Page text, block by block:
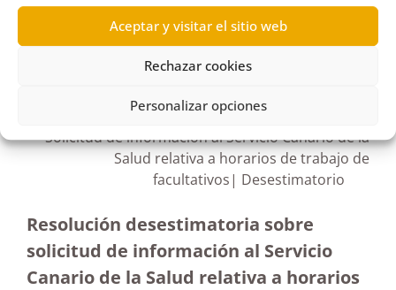
Aceptar y visitar el sitio web
Rechazar cookies
Personalizar opciones
Solicitud de información al Servicio Canario de la
Salud relativa a horarios de trabajo de
facultativos| Desestimatorio
Resolución desestimatoria sobre
solicitud de información al Servicio
Canario de la Salud relativa a horarios